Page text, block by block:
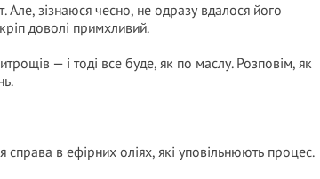
зізнаюся чесно, не одразу вдалося його
доволі примхливий.
— і тоді все буде, як по маслу. Розповім, як
в ефірних оліях, які уповільнюють процес.